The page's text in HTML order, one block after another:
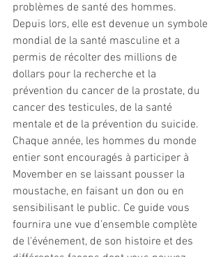
problèmes de santé des hommes.
Depuis lors, elle est devenue un symbole
mondial de la santé masculine et a
permis de récolter des millions de
dollars pour la recherche et la
prévention du cancer de la prostate, du
cancer des testicules, de la santé
mentale et de la prévention du suicide.
Chaque année, les hommes du monde
entier sont encouragés à participer à
Movember en se laissant pousser la
moustache, en faisant un don ou en
sensibilisant le public. Ce guide vous
fournira une vue d'ensemble complète
de l'événement, de son histoire et des